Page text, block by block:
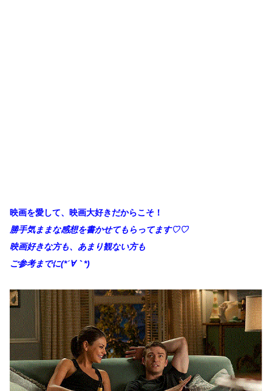
映画を愛して、映画大好きだからこそ！
勝手気ままな感想を書かせてもらってます♡♡
映画好きな方も、あまり観ない方も
ご参考までに(*´∀｀*)